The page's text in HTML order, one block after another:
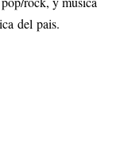
del pais.